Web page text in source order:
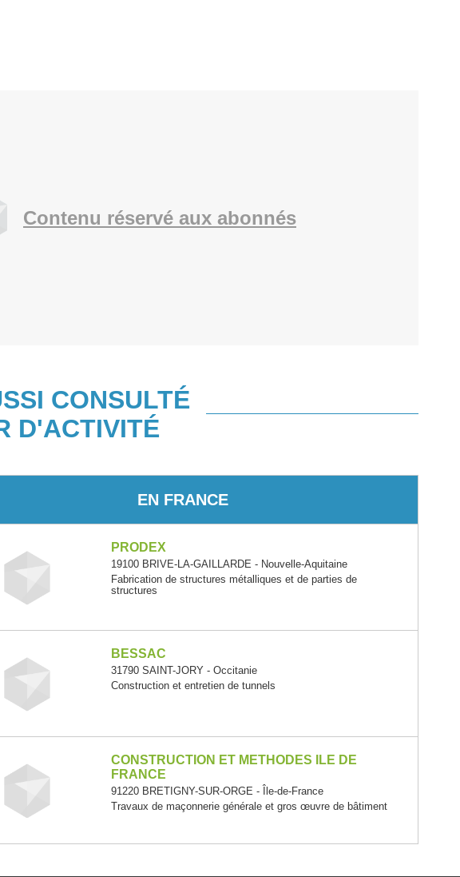
Contenu réservé aux abonnés
CONSULTÉ
D'ACTIVITÉ
EN FRANCE
PRODEX
19100 BRIVE-LA-GAILLARDE - Nouvelle-Aquitaine
Fabrication de structures métalliques et de parties de
structures
BESSAC
31790 SAINT-JORY - Occitanie
Construction et entretien de tunnels
CONSTRUCTION ET METHODES ILE DE
FRANCE
91220 BRETIGNY-SUR-ORGE - Île-de-France
Travaux de maçonnerie générale et gros œuvre de bâtiment